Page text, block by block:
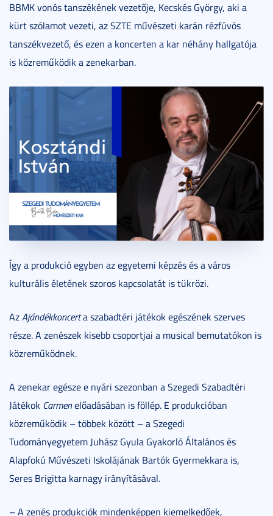
BBMK vonós tanszékének vezetője, Kecskés György, aki a
kürt szólamot vezeti, az SZTE művészeti karán rézfúvós
tanszékvezető, és ezen a koncerten a kar néhány hallgatója
is közreműködik a zenekarban.
Így a produkció egyben az egyetemi képzés és a város
kulturális életének szoros kapcsolatát is tükrözi.
AzAjándékkoncerta szabadtéri játékok egészének szerves
része. A zenészek kisebb csoportjai a musical bemutatókon is
közreműködnek.
A zenekar egésze e nyári szezonban a Szegedi Szabadtéri
Játékok Carmenelőadásában is föllép. E produkcióban
közreműködik – többek között – a Szegedi
Tudományegyetem Juhász Gyula Gyakorló Általános és
Alapfokú Művészeti Iskolájának Bartók Gyermekkara is,
Seres Brigitta karnagy irányításával.
– A zenés produkciók mindenképpen kiemelkedőek,